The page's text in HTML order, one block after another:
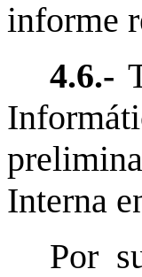
informe
4.6.-
Interna
Por